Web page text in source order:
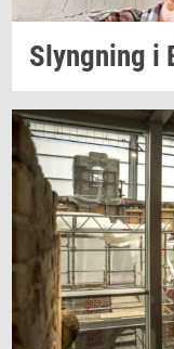
Slyng­ning i